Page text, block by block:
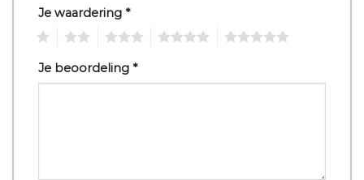
Je waardering *
Je beoordeling *